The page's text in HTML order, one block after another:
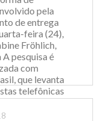
laboral...pela
de entrega
feira (24),
Fröhlich,
pesquisa é
com
que levanta
telefônicas